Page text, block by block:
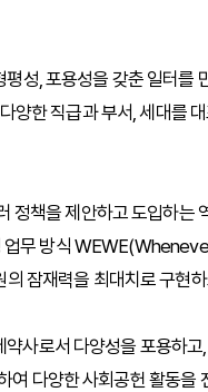
성, 포용성을 갖춘 일터를
한 직급과 부서, 세대를
정책을 제안하고 도입하는
무 방식
잠재력을 최대치로 구현
사로서 다양성을 포용하
다양한 사회공헌 활동을